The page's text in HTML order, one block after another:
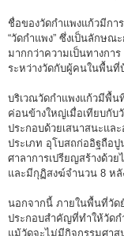
ชื่อของวัดกำแพงแก้วมีกา
“วัดกำแพง” ซึ่งเป็นลักษ
มากกว่าความเป็นทางกา
ระหว่างวัดกับผู้คนในพื้นที่
บริเวณวัดกำแพงแก้วมีพื้น
ค่อนข้างใหญ่เมื่อเทียบกับ
ประกอบด้วยเสนาสนะแล
ประเภท อุโบสถก่ออิฐถือปู
ศาลาการเปรียญสร้างด้ว
และมีกุฏิสงฆ์จำนวน 8 ห
นอกจากนี้ ภายในพื้นที่วัด
ประกอบสำคัญที่ทำให้วัด
แม้วัดจะไม่มีกิจกรรมศาส